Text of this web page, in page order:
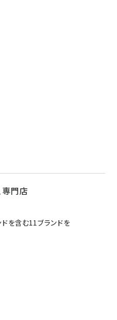
専門店
ドを含む11ブランドを